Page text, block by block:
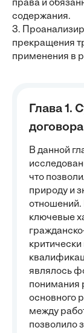
права и
содержания.
3.
прекращения
применения в
Глава 1.
договора
В данной
что
природу и
отношений.
ключевые
являлось
понимания
основного
между
позволило